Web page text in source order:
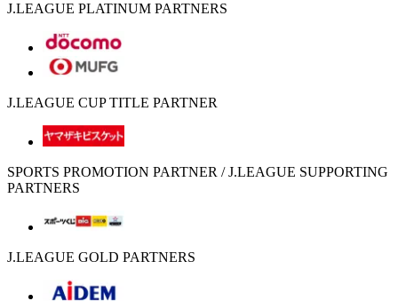
J.LEAGUE PLATINUM PARTNERS
J.LEAGUE CUP TITLE PARTNER
SPORTS PROMOTION PARTNER / J.LEAGUE SUPPORTING
PARTNERS
J.LEAGUE GOLD PARTNERS